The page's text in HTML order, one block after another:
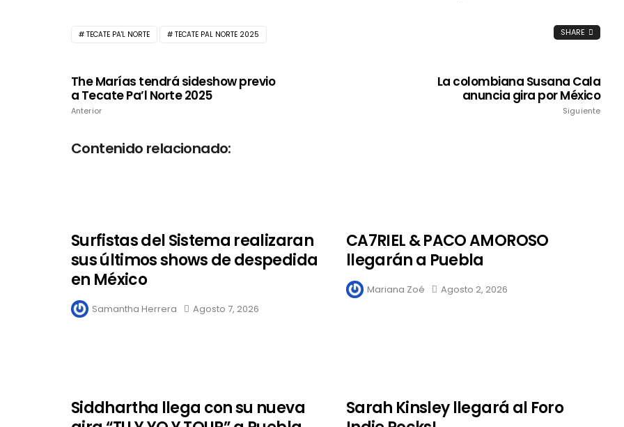
TECATE PA'L NORTE TECATE PAL NORTE 2025 SHARE
The Marías tendrá sideshow previo
a Tecate Pa’l Norte 2025
Anterior
La colombiana Susana Cala
anuncia gira por México
Siguiente
Contenido relacionado:
Surfistas del Sistema realizaran
sus últimos shows de despedida
en México
Samantha Herrera Agosto 7, 2026
CA7RIEL & PACO AMOROSO
llegarán a Puebla
Mariana Zoé Agosto 2, 2026
Siddhartha llega con su nueva
Sarah Kinsley llegará al Foro